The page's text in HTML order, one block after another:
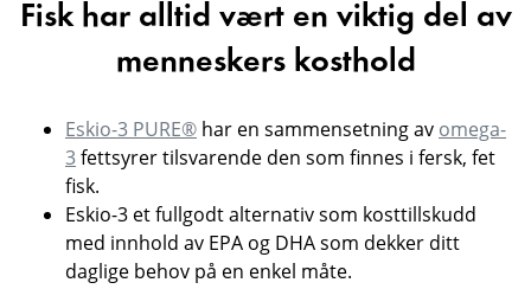
Fisk har alltid vært en viktig del av
menneskers kosthold
Eskio-3 PURE® har en sammensetning av omega-
3fettsyrer tilsvarende den som finnes i fersk, fet
fisk.
Eskio-3 et fullgodt alternativ som kosttillskudd
med innhold av EPA og DHA som dekker ditt
daglige behov på en enkel måte.